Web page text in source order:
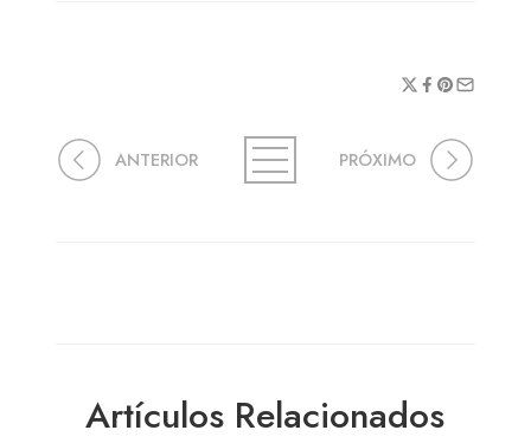
ANTERIOR PRÓXIMO
Artículos Relacionados